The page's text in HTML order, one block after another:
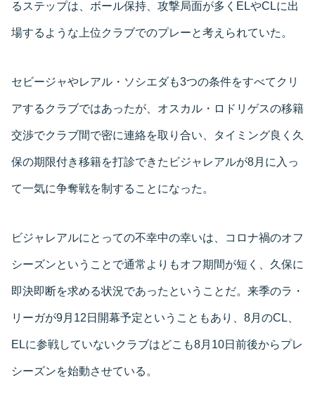
るステップは、ボール保持、攻撃局面が多くELやCLに出
場するような上位クラブでのプレーと考えられていた。
セビージャやレアル・ソシエダも3つの条件をすべてクリ
アするクラブではあったが、オスカル・ロドリゲスの移籍
交渉でクラブ間で密に連絡を取り合い、タイミング良く久
保の期限付き移籍を打診できたビジャレアルが8月に入っ
て一気に争奪戦を制することになった。
ビジャレアルにとっての不幸中の幸いは、コロナ禍のオフ
シーズンということで通常よりもオフ期間が短く、久保に
即決即断を求める状況であったということだ。来季のラ・
リーガが9月12日開幕予定ということもあり、8月のCL、
ELに参戦していないクラブはどこも8月10日前後からプレ
シーズンを始動させている。